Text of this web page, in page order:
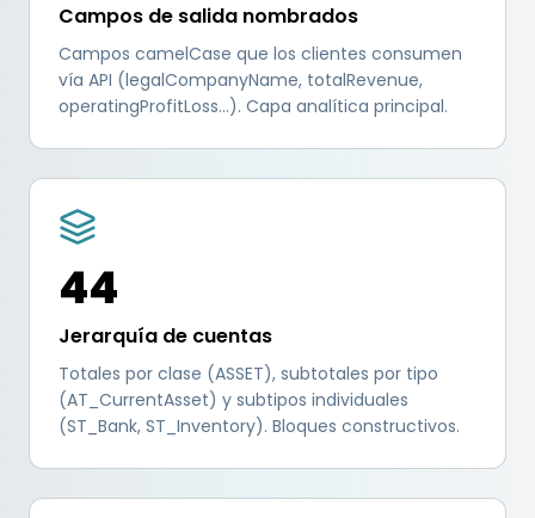
Campos de salida nombrados
Campos camelCase que los clientes consumen
vía API (legalCompanyName, totalRevenue,
operatingProfitLoss…). Capa analítica principal.
44
Jerarquía de cuentas
Totales por clase (ASSET), subtotales por tipo
(AT_CurrentAsset) y subtipos individuales
(ST_Bank, ST_Inventory). Bloques constructivos.